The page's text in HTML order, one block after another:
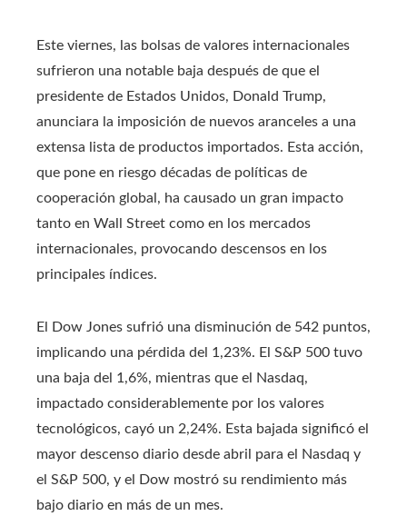
Este viernes, las bolsas de valores internacionales
sufrieron una notable baja después de que el
presidente de Estados Unidos, Donald Trump,
anunciara la imposición de nuevos aranceles a una
extensa lista de productos importados. Esta acción,
que pone en riesgo décadas de políticas de
cooperación global, ha causado un gran impacto
tanto en Wall Street como en los mercados
internacionales, provocando descensos en los
principales índices.
El Dow Jones sufrió una disminución de 542 puntos,
implicando una pérdida del 1,23%. El S&P 500 tuvo
una baja del 1,6%, mientras que el Nasdaq,
impactado considerablemente por los valores
tecnológicos, cayó un 2,24%. Esta bajada significó el
mayor descenso diario desde abril para el Nasdaq y
el S&P 500, y el Dow mostró su rendimiento más
bajo diario en más de un mes.